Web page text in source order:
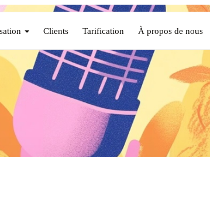
Clients Tarification À propos de nous